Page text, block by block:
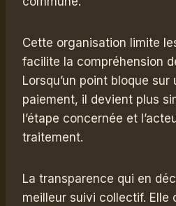
Cette organisation limite
facilite la compréhension
Lorsqu’un point bloque
paiement, il devient plus
l’étape concernée et
traitement.
La transparence qui en
meilleur suivi collectif. Elle